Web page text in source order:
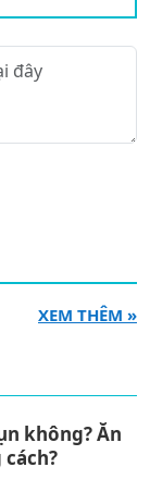
XEM THÊM »
không? Ăn